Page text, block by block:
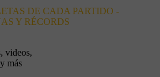
DE CADA PARTIDO -
Y RÉCORDS
videos,
más